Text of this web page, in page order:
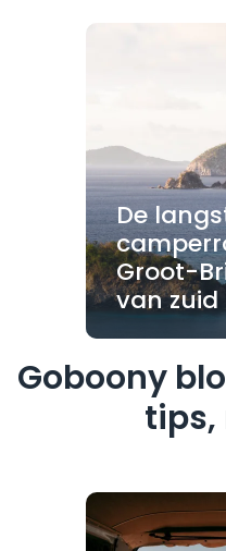
De
Groot-
van
Goboony
tips,